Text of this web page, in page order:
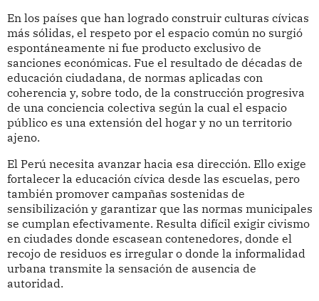
En los países que han logrado construir culturas cívicas
más sólidas, el respeto por el espacio común no surgió
espontáneamente ni fue producto exclusivo de
sanciones económicas. Fue el resultado de décadas de
educación ciudadana, de normas aplicadas con
coherencia y, sobre todo, de la construcción progresiva
de una conciencia colectiva según la cual el espacio
público es una extensión del hogar y no un territorio
ajeno.
El Perú necesita avanzar hacia esa dirección. Ello exige
fortalecer la educación cívica desde las escuelas, pero
también promover campañas sostenidas de
sensibilización y garantizar que las normas municipales
se cumplan efectivamente. Resulta difícil exigir civismo
en ciudades donde escasean contenedores, donde el
recojo de residuos es irregular o donde la informalidad
urbana transmite la sensación de ausencia de
autoridad.